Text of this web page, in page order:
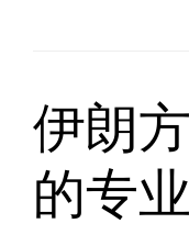
伊朗
的专